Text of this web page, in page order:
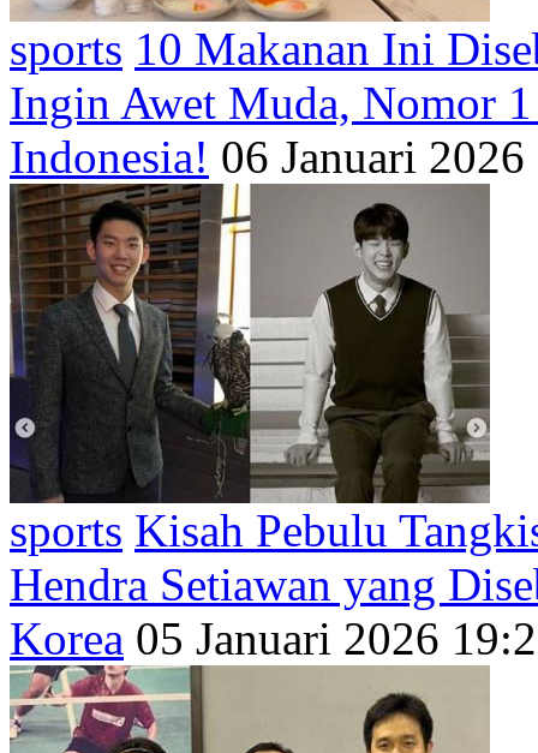
sports 10 Makanan Ini
Ingin Awet Muda, Nomor
Indonesia! 06 Januari
sports Kisah Pebulu
Hendra Setiawan yang
Korea 05 Januari 2026